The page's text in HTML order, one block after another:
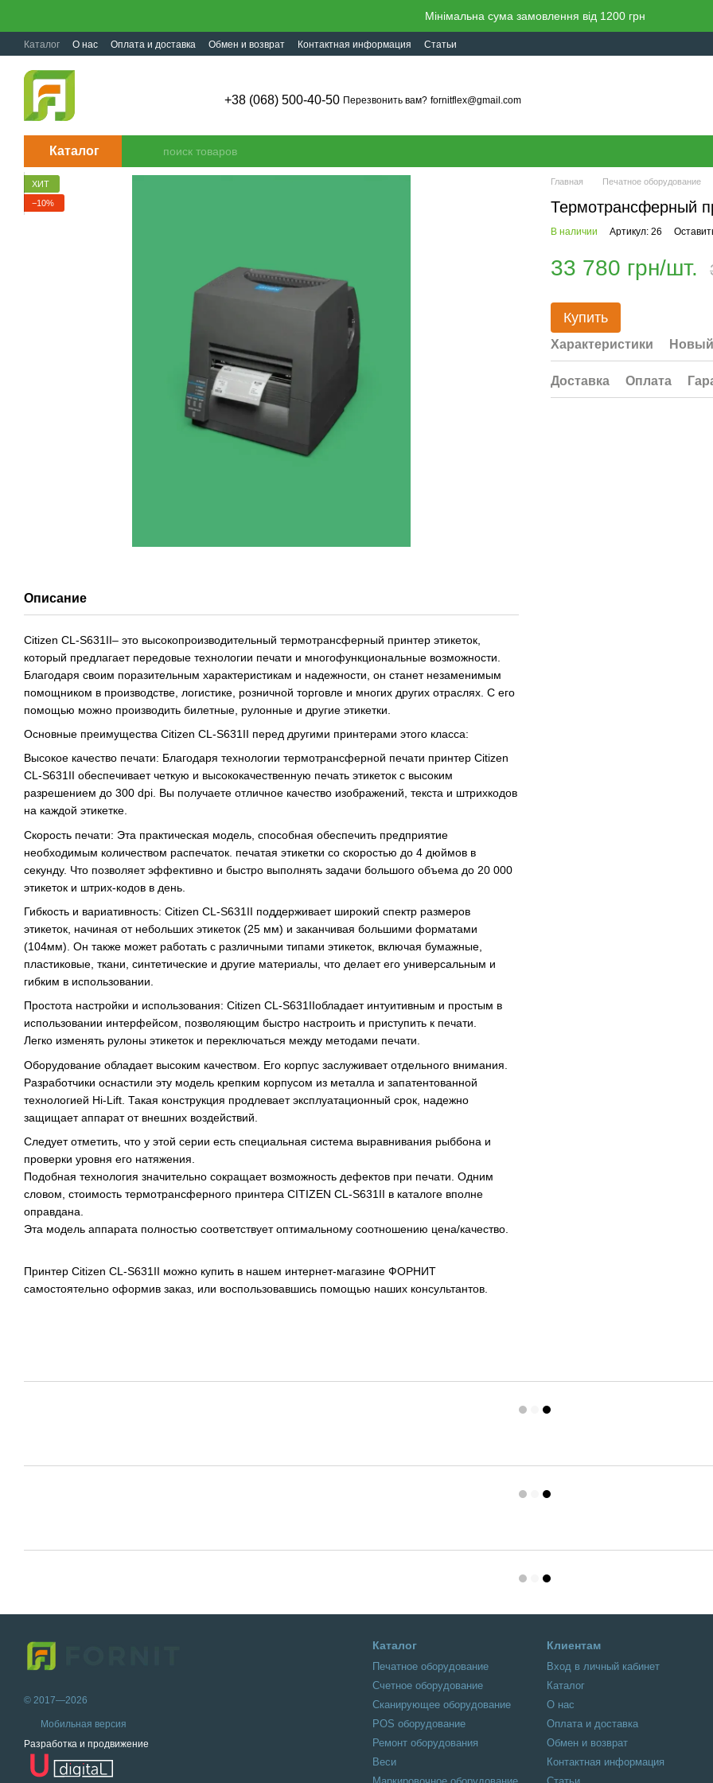
Мінімальна сума замовлення від 1200 грн
Каталог О нас Оплата и доставка Обмен и возврат Контактная информация Статьи
+38 (068) 500-40-50 Перезвонить вам? fornitflex@gmail.com
Каталог
ХИТ
−10%
Описание
Citizen CL-S631II– это высокопроизводительный термотрансферный принтер этикеток,
который предлагает передовые технологии печати и многофункциональные возможности.
Благодаря своим поразительным характеристикам и надежности, он станет незаменимым
помощником в производстве, логистике, розничной торговле и многих других отраслях. С его
помощью можно производить билетные, рулонные и другие этикетки.
Основные преимущества Citizen CL-S631II перед другими принтерами этого класса:
Высокое качество печати: Благодаря технологии термотрансферной печати принтер Citizen
CL-S631II обеспечивает четкую и высококачественную печать этикеток с высоким
разрешением до 300 dpi. Вы получаете отличное качество изображений, текста и штрихкодов
на каждой этикетке.
Скорость печати: Эта практическая модель, способная обеспечить предприятие
необходимым количеством распечаток. печатая этикетки со скоростью до 4 дюймов в
секунду. Что позволяет эффективно и быстро выполнять задачи большого объема до 20 000
этикеток и штрих-кодов в день.
Гибкость и вариативность: Citizen CL-S631II поддерживает широкий спектр размеров
этикеток, начиная от небольших этикеток (25 мм) и заканчивая большими форматами
(104мм). Он также может работать с различными типами этикеток, включая бумажные,
пластиковые, ткани, синтетические и другие материалы, что делает его универсальным и
гибким в использовании.
Простота настройки и использования: Citizen CL-S631IIобладает интуитивным и простым в
использовании интерфейсом, позволяющим быстро настроить и приступить к печати.
Легко изменять рулоны этикеток и переключаться между методами печати.
Оборудование обладает высоким качеством. Его корпус заслуживает отдельного внимания.
Разработчики оснастили эту модель крепким корпусом из металла и запатентованной
технологией Hi-Lift. Такая конструкция продлевает эксплуатационный срок, надежно
защищает аппарат от внешних воздействий.
Следует отметить, что у этой серии есть специальная система выравнивания рыббона и
проверки уровня его натяжения.
Подобная технология значительно сокращает возможность дефектов при печати. Одним
словом, стоимость термотрансферного принтера CITIZEN CL-S631II в каталоге вполне
оправдана.
Эта модель аппарата полностью соответствует оптимальному соотношению цена/качество.
Принтер Citizen CL-S631II можно купить в нашем интернет-магазине ФОРНИТ
самостоятельно оформив заказ, или воспользовавшись помощью наших консультантов.
Главная Печатное оборудование
Термотрансферный
В наличии Артикул: 26
33 780 грн/шт.
Купить
Характеристики
Доставка Оплата
© 2017—2026
Мобильная версия
Разработка и продвижение
Каталог
Печатное оборудование
Счетное оборудование
Сканирующее оборудование
POS оборудование
Ремонт оборудования
Веси
Клиентам
Вход в личный кабинет
Каталог
О нас
Оплата и доставка
Обмен и возврат
Контактная информация